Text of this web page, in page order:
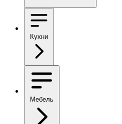
Кухни
Мебель